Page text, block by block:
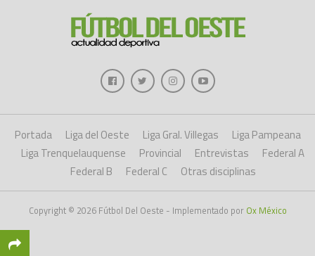
Portada Liga del Oeste Liga Gral. Villegas
Liga Pampeana
Liga Trenquelauquense
Provincial Entrevistas
Federal A
Federal B
Federal C Otras disciplinas
Copyright © 2026 Fútbol Del Oeste - Implementado por Ox México